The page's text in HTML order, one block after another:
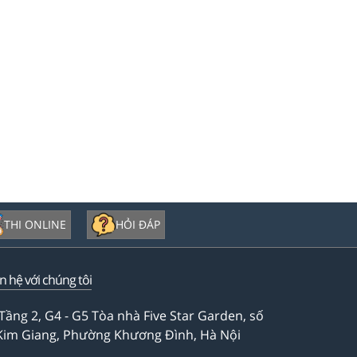
THI ONLINE HỎI ĐÁP
hệ với chúng tôi
2, G4 - G5 Tòa nhà Five Star Garden, số
Giang, Phường Khương Đình, Hà Nội